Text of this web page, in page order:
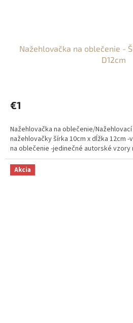
Nažehlovačka na oblečenie -
D12cm
€1
Nažehlovačka na oblečenie/
nažehlovačky šírka 10cm x dĺžka 12cm
na oblečenie -jedinečné autorské vzory
Akcia